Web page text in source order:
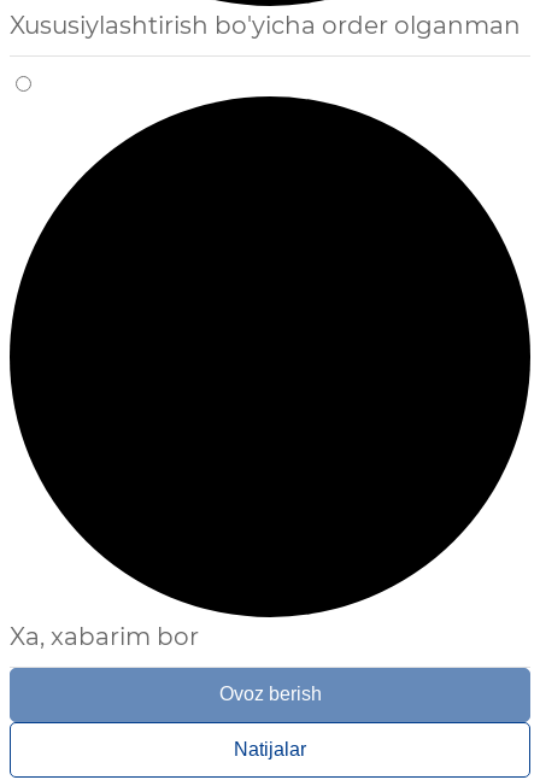
Xususiylashtirish bo'yicha order olganman
Xa, xabarim bor
Ovoz berish
Natijalar